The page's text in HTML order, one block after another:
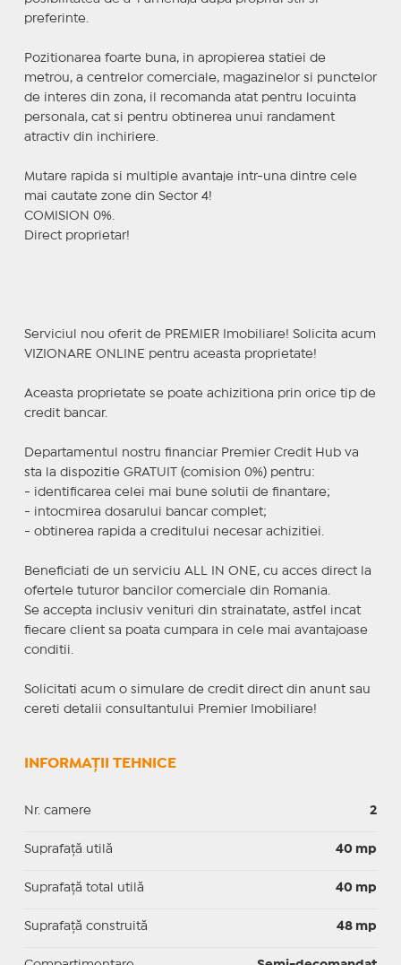
preferinte.
Pozitionarea foarte buna, in apropierea statiei de
metrou, a centrelor comerciale, magazinelor si punctelor
de interes din zona, il recomanda atat pentru locuinta
personala, cat si pentru obtinerea unui randament
atractiv din inchiriere.
Mutare rapida si multiple avantaje intr-una dintre cele
mai cautate zone din Sector 4!
COMISION 0%.
Direct proprietar!
Serviciul nou oferit de PREMIER Imobiliare! Solicita acum
VIZIONARE ONLINE pentru aceasta proprietate!
Aceasta proprietate se poate achizitiona prin orice tip de
credit bancar.
Departamentul nostru financiar Premier Credit Hub va
sta la dispozitie GRATUIT (comision 0%) pentru:
- identificarea celei mai bune solutii de finantare;
- intocmirea dosarului bancar complet;
- obtinerea rapida a creditului necesar achizitiei.
Beneficiati de un serviciu ALL IN ONE, cu acces direct la
ofertele tuturor bancilor comerciale din Romania.
Se accepta inclusiv venituri din strainatate, astfel incat
fiecare client sa poata cumpara in cele mai avantajoase
conditii.
Solicitati acum o simulare de credit direct din anunt sau
cereti detalii consultantului Premier Imobiliare!
INFORMAȚII TEHNICE
Nr. camere 2
Suprafaţă utilă 40 mp
Suprafaţă total utilă 40 mp
Suprafaţă construită 48 mp